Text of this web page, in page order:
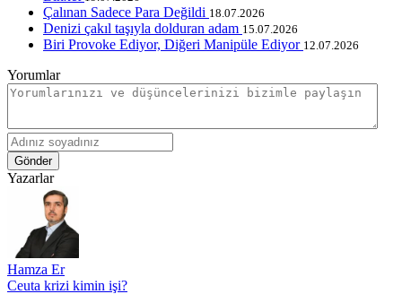
Çalınan Sadece Para Değildi 18.07.2026
Denizi çakıl taşıyla dolduran adam 15.07.2026
Biri Provoke Ediyor, Diğeri Manipüle Ediyor 12.07.2026
Yorumlar
Gönder
Yazarlar
Hamza Er
Ceuta krizi kimin işi?